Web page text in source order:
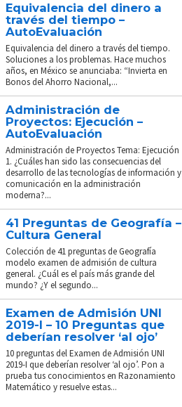
Equivalencia del dinero a
través del tiempo –
AutoEvaluación
Equivalencia del dinero a través del tiempo.
Soluciones a los problemas. Hace muchos
años, en México se anunciaba: “Invierta en
Bonos del Ahorro Nacional,...
Administración de
Proyectos: Ejecución –
AutoEvaluación
Administración de Proyectos Tema: Ejecución
1. ¿Cuáles han sido las consecuencias del
desarrollo de las tecnologías de información y
comunicación en la administración
moderna?...
41 Preguntas de Geografía –
Cultura General
Colección de 41 preguntas de Geografía
modelo examen de admisión de cultura
general. ¿Cuál es el país más grande del
mundo? ¿Y el segundo...
Examen de Admisión UNI
2019-I – 10 Preguntas que
deberían resolver ‘al ojo’
10 preguntas del Examen de Admisión UNI
2019-I que deberían resolver ‘al ojo’. Pon a
prueba tus conocimientos en Razonamiento
Matemático y resuelve estas...